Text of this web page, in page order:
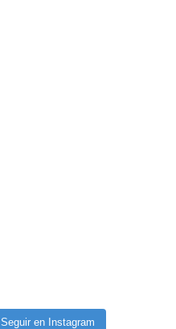
Seguir en Instagram